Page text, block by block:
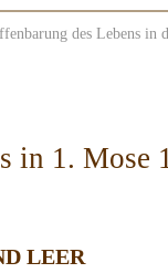
des Lebens in
in 1. Mose
LEER